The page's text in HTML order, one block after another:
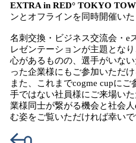
EXTRA in RED° TOKYO
ンとオフラインを同時開催いた
名刺交換・ビジネス交流会・e
レゼンテーションが主題とな
心があるものの、選手がいな
った企業様にもご参加いただ
また、これまでcogme cupに
手ではない社員様にご来場い
業様同士が繋がる機会と社会
む姿をご覧いただければ幸いで